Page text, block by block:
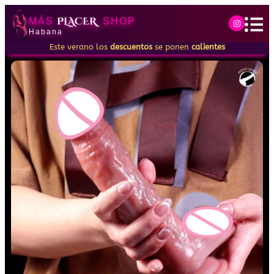
MÁS PLACER SHOP
Habana
Este verano los descuentosse ponen calientes